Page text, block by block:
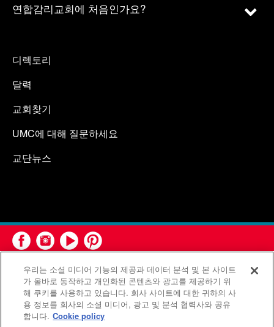
연합감리교회에 처음인가요?
디렉토리
달력
교회찾기
UMC에 대해 질문하세요
교단뉴스
연합감리교회 공보부(United Methodist Communications)는 연
합감리교회의 기관입니다.
우리는 소셜 미디어 기능의 제공과 데이터 분석 및 본 사이트
가 올바로 동작하고 개인화된 콘텐츠와 광고를 제공하기 위
해 쿠키를 사용하고 있습니다. 회사 사이트에 대한 귀하의 사
용 정보를 회사의 소셜 미디어, 광고 및 분석 협력사와 공유
합니다. Cookie policy